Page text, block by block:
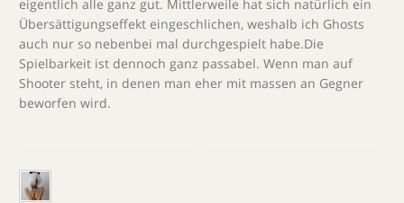
eigentlich alle ganz gut. Mittlerweile hat sich natürlich ein
Übersättigungseffekt eingeschlichen, weshalb ich Ghosts
auch nur so nebenbei mal durchgespielt habe.Die
Spielbarkeit ist dennoch ganz passabel. Wenn man auf
Shooter steht, in denen man eher mit massen an Gegner
beworfen wird.